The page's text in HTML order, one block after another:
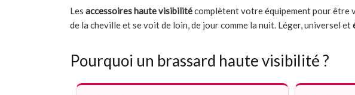
Les accessoires haute visibilitécomplètent votre équipement pour être
de la cheville et se voit de loin, de jour comme la nuit. Léger, universel et
Pourquoi un brassard haute visibilité ?